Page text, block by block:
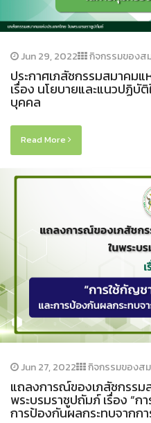
Jun 29, 2022 กิจกรรมของส
ประกาศเภสัชกรรมสมาคม
เรื่อง นโยบายและแนวปฏิบั
บุคคล
Read More
Jun 27, 2022 กิจกรรมของส
แถลงการณ์ของเภสัชกรรม
พระบรมราชูปถัมภ์ เรื่อง “
การป้องกันผลกระทบจากก